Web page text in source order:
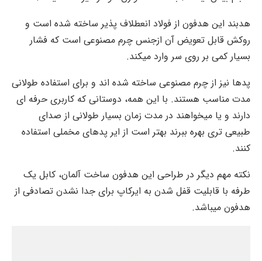
هدبند این هدفون از فولاد انعطلاف پذیر ساخته شده است و
روکش قابل تعویض آن ازجنس چرم مصنوعی است که فشار
بسیار کمی بر روی سر وارد میکند.
پدها نیز از چرم مصنوعی ساخته شده اند و برای استفاده طولانی
مدت مناسب هستند. با این همه، دوستانی که کاربری حرفه ای
دارند و یا میخواهند در مدت زمان بسیار طولانی از صدای
طبیعی تری بهره ببرند بهتر است از ایر پدهای مخملی استفاده
کنند.
نکته مهم دیگر در طراحی این هدفون ساخت آلمان، کابل یک
طرفه با قابلیت قفل شدن به ایرکاپ برای جدا نشدن تصادفی از
هدفون میباشد.